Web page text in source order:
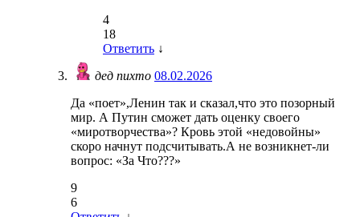
4
18
Ответить ↓
дед пихто 08.02.2026
Да «поет»,Ленин так и сказал,что это позорный
мир. А Путин сможет дать оценку своего
«миротворчества»? Кровь этой «недовойны»
скоро начнут подсчитывать.А не возникнет-ли
вопрос: «За Что???»
9
6